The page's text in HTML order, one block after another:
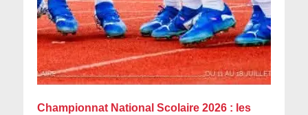
Championnat National Scolaire 2026 : les